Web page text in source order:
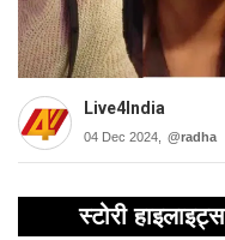
Live4India
04 Dec 2024, @radha
स्टोरी हाइलाइट्स